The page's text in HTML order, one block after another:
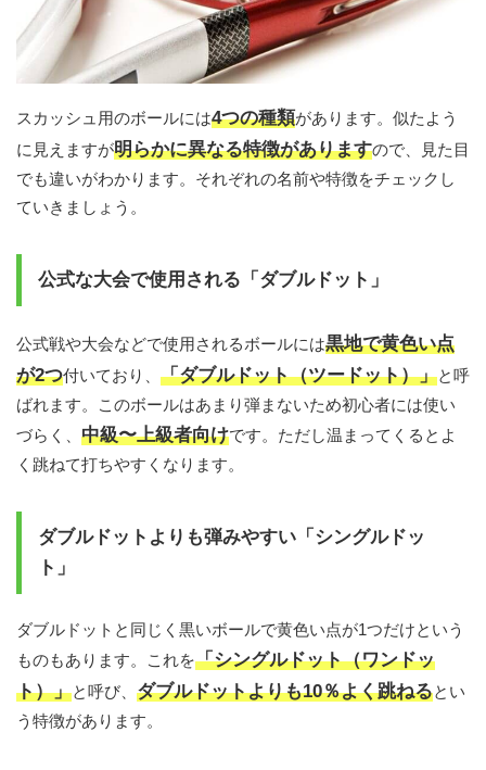
スカッシュ用のボールには4つの種類があります。似たよう
に見えますが明らかに異なる特徴がありますので、見た目
でも違いがわかります。それぞれの名前や特徴をチェックし
ていきましょう。
公式な大会で使用される「ダブルドット」
公式戦や大会などで使用されるボールには黒地で黄色い点
が2つ付いており、 「ダブルドット（ツードット）」と呼
ばれます。このボールはあまり弾まないため初心者には使い
づらく、 中級〜上級者向けです。ただし温まってくるとよ
く跳ねて打ちやすくなります。
ダブルドットよりも弾みやすい「シングルドッ
ト」
ダブルドットと同じく黒いボールで黄色い点が1つだけという
ものもあります。これを「シングルドット（ワンドッ
ト）」と呼び、 ダブルドットよりも10％よく跳ねるとい
う特徴があります。